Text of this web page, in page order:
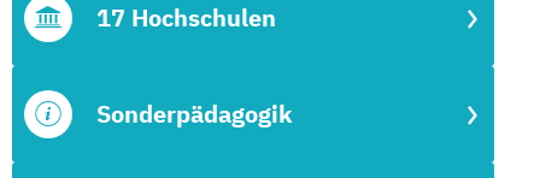
Sonderpädagogik
17 Hochschulen